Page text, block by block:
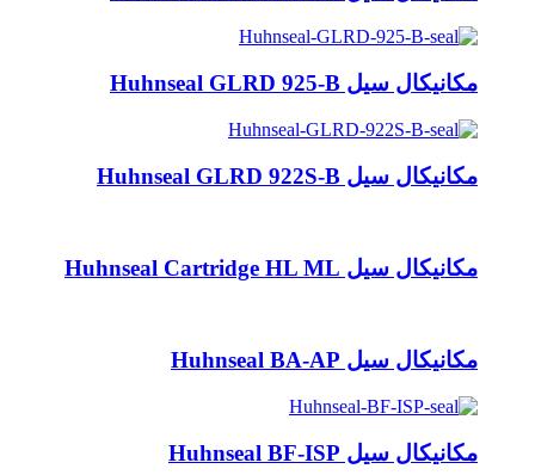
مکانیکال سیل Huhnseal GLRD 925-B
مکانیکال سیل Huhnseal GLRD 922S-B
مکانیکال سیل Huhnseal Cartridge HL ML
مکانیکال سیل Huhnseal BA-AP
مکانیکال سیل Huhnseal BF-ISP